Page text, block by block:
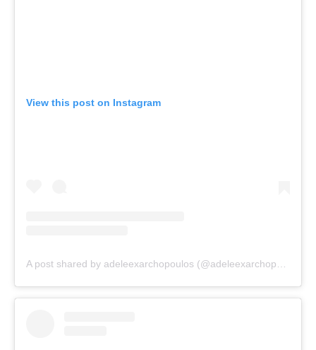
View this post on Instagram